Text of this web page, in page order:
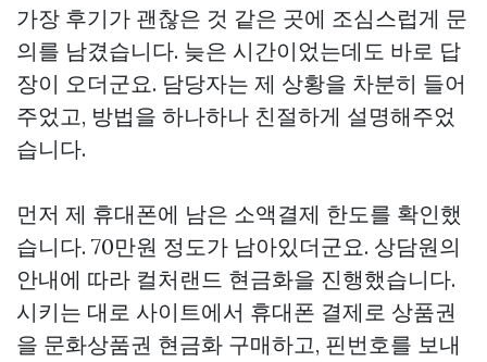
가장 후기가 괜찮은 것 같은 곳에 조심스럽게 문
의를 남겼습니다. 늦은 시간이었는데도 바로 답
장이 오더군요. 담당자는 제 상황을 차분히 들어
주었고, 방법을 하나하나 친절하게 설명해주었
습니다.
먼저 제 휴대폰에 남은 소액결제 한도를 확인했
습니다. 70만원 정도가 남아있더군요. 상담원의
안내에 따라 컬처랜드 현금화을 진행했습니다.
시키는 대로 사이트에서 휴대폰 결제로 상품권
을 문화상품권 현금화 구매하고, 핀번호를 보내